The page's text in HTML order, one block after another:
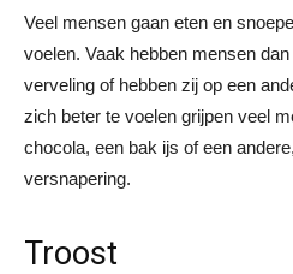
Veel mensen gaan eten en
voelen. Vaak hebben mensen
verveling of hebben zij op een
zich beter te voelen grijpen veel
chocola, een bak ijs of een
versnapering.
Troost